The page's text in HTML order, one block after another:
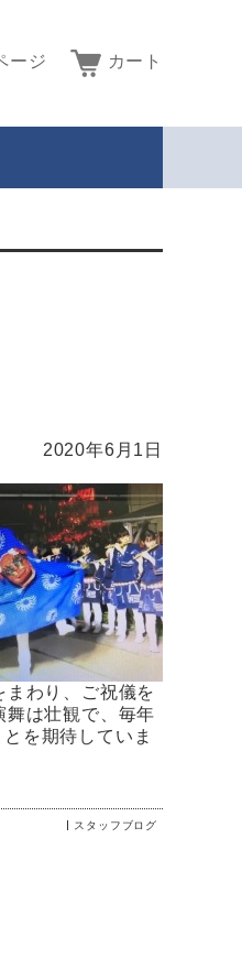
ージ カート
2020年6月1日
わり、ご祝儀を
は壮観で、毎年
を期待していま
スタッフブログ